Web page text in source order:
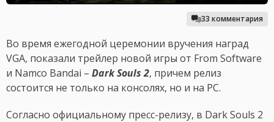
33 комментария
Во время ежегодной церемонии вручения наград
VGA, показали трейлер новой игры от From Software
и Namco Bandai – Dark Souls 2, причем релиз
состоится не только на консолях, но и на PC.
Согласно официальному пресс-релизу, в Dark Souls 2